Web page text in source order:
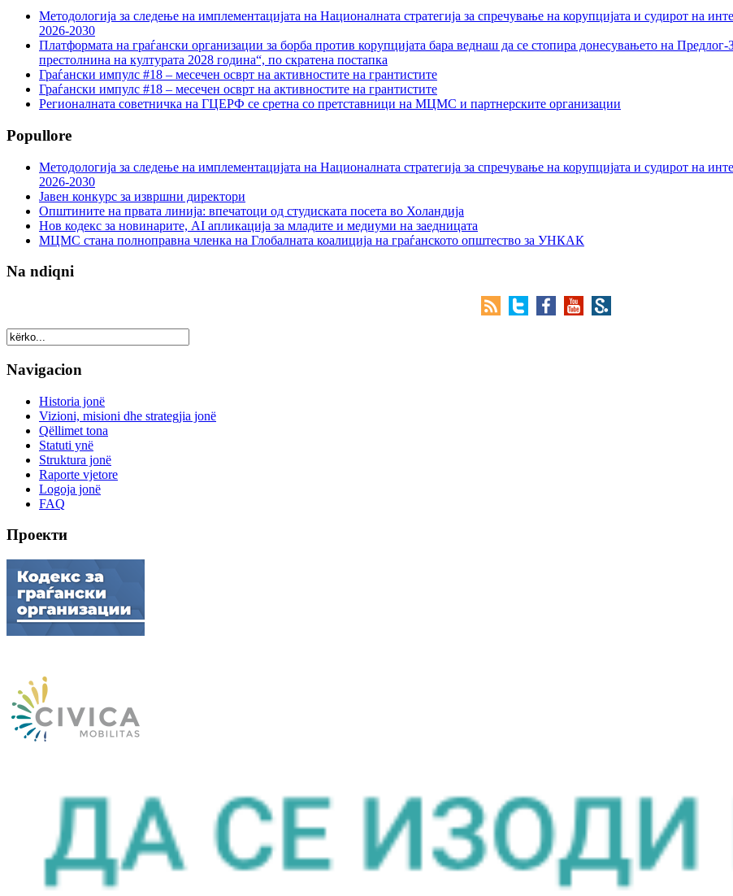
Методологија за следење на имплементацијата на Националната стратегија за спречување на корупцијата и судирот на
2026-2030
Платформата на граѓански организации за борба против корупцијата бара веднаш да се стопира донесувањето на
престолнина на културата 2028 година“, по скратена постапка
Граѓански импулс #18 – месечен осврт на активностите на грантистите
Граѓански импулс #18 – месечен осврт на активностите на грантистите
Регионалната советничка на ГЦЕРФ се сретна со претставници на МЦМС и партнерските организации
Popullore
Методологија за следење на имплементацијата на Националната стратегија за спречување на корупцијата и судирот на
2026-2030
Јавен конкурс за извршни директори
Општините на првата линија: впечатоци од студиската посета во Холандија
Нов кодекс за новинарите, AI апликација за младите и медиуми на заедницата
МЦМС стана полноправна членка на Глобалната коалиција на граѓанското општество за УНКАК
Na ndiqni
Navigacion
Historia jonë
Vizioni, misioni dhe strategjia jonë
Qëllimet tona
Statuti ynë
Struktura jonë
Raporte vjetore
Logoja jonë
FAQ
Проекти